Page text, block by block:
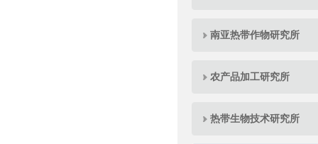
南亚热带作物研究所
农产品加工研究所
热带生物技术研究所